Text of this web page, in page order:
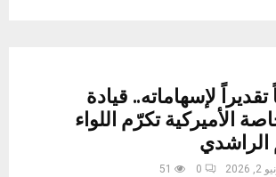
لإسهاماته.. قيادة
الأميركية تكرّم اللواء
2026
0
51